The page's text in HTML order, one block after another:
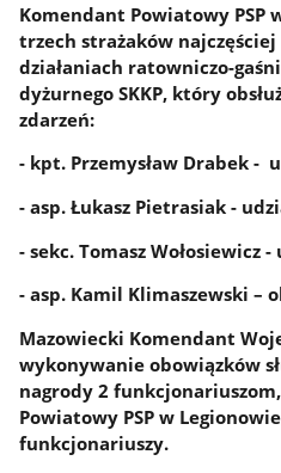
Komendant Powiatowy PSP
trzech strażaków
działaniach ratowniczo-
dyżurnego SKKP, który
zdarzeń:
- kpt. Przemysław Drabek -
- asp. Łukasz Pietrasiak -
- sekc. Tomasz Wołosiewicz
- asp. Kamil Klimaszewski –
Mazowiecki Komendant
wykonywanie obowiązków
nagrody 2
Powiatowy PSP w
funkcjonariuszy.